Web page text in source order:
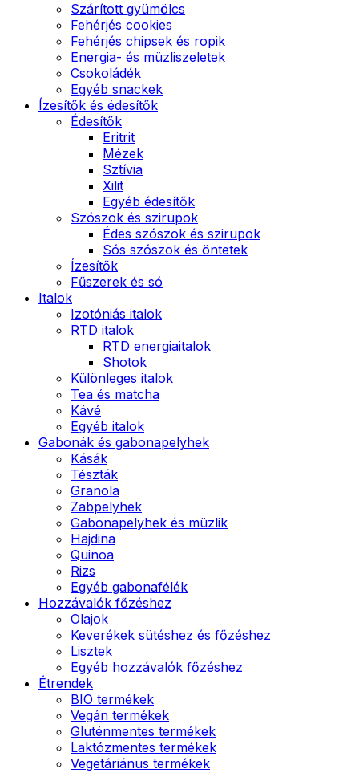
Szárított gyümölcs
Fehérjés cookies
Fehérjés chipsek és ropik
Energia- és müzliszeletek
Csokoládék
Egyéb snackek
Ízesítők és édesítők
Édesítők
Eritrit
Mézek
Sztívia
Xilit
Egyéb édesítők
Szószok és szirupok
Édes szószok és szirupok
Sós szószok és öntetek
Ízesítők
Fűszerek és só
Italok
Izotóniás italok
RTD italok
RTD energiaitalok
Shotok
Különleges italok
Tea és matcha
Kávé
Egyéb italok
Gabonák és gabonapelyhek
Kásák
Tészták
Granola
Zabpelyhek
Gabonapelyhek és müzlik
Hajdina
Quinoa
Rizs
Egyéb gabonafélék
Hozzávalók főzéshez
Olajok
Keverékek sütéshez és főzéshez
Lisztek
Egyéb hozzávalók főzéshez
Étrendek
BIO termékek
Vegán termékek
Gluténmentes termékek
Laktózmentes termékek
Vegetáriánus termékek